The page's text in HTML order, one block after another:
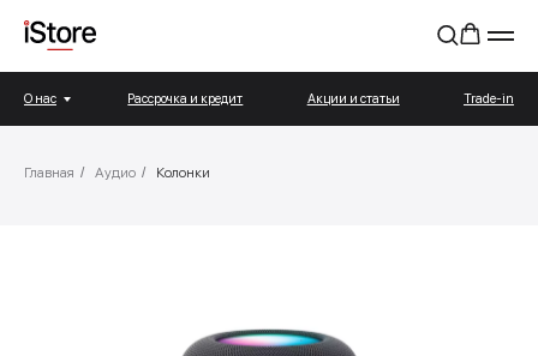
О нас Рассрочка и кредит Акции и статьи Trade-in
Главная / Аудио / Колонки